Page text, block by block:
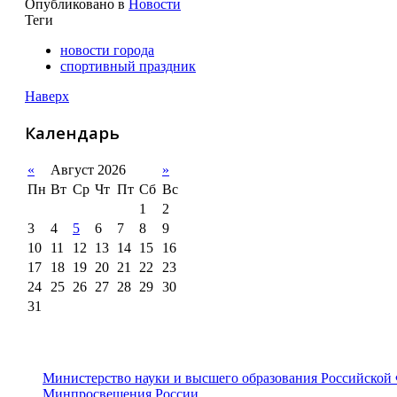
Опубликовано в Новости
Теги
новости города
спортивный праздник
Наверх
Календарь
« Август 2026
»
Пн Вт Ср Чт Пт Сб Вс
1
2
3
4 5 6 7 8
9
10
11 12 13 14 15
16
17
18 19 20 21 22
23
24
25 26 27 28 29 30
31
Министерство науки и высшего образования